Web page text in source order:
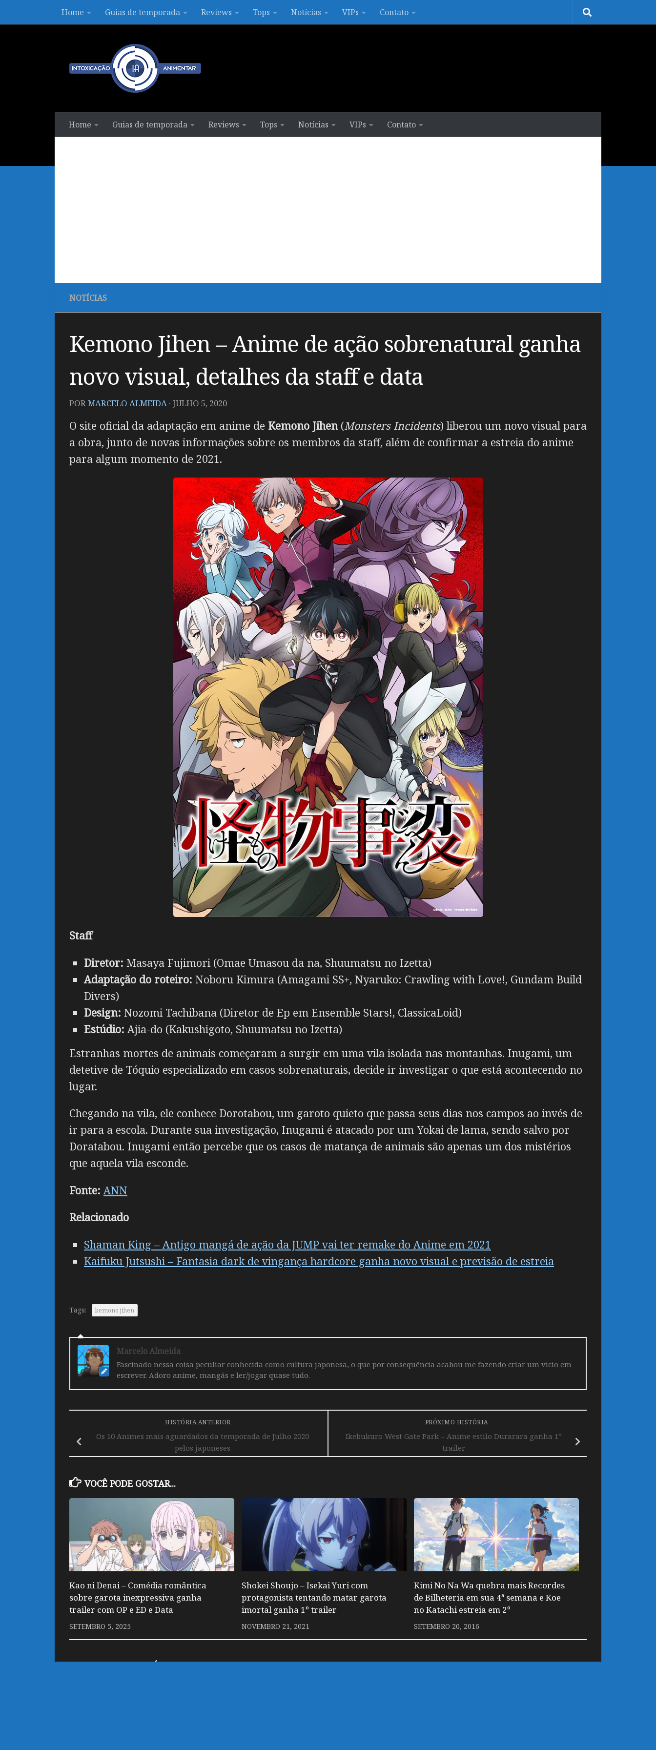
Skip to contentHome Guias de temporada Reviews Tops Notícias VIPs Contato
Home Guias de temporada Reviews Tops Notícias VIPs Contato
NOTÍCIAS
Kemono Jihen – Anime de ação sobrenatural ganha
novo visual, detalhes da staff e data
PORMARCELO ALMEIDA · JULHO 5, 2020
O site oficial da adaptação em anime de Kemono Jihen(Monsters Incidents) liberou um novo visual para
a obra, junto de novas informações sobre os membros da staff, além de confirmar a estreia do anime
para algum momento de 2021.
Staff
Diretor: Masaya Fujimori (Omae Umasou da na, Shuumatsu no Izetta)
Adaptação do roteiro: Noboru Kimura (Amagami SS+, Nyaruko: Crawling with Love!, Gundam Build
Divers)
Design: Nozomi Tachibana (Diretor de Ep em Ensemble Stars!, ClassicaLoid)
Estúdio: Ajia-do (Kakushigoto, Shuumatsu no Izetta)
Estranhas mortes de animais começaram a surgir em uma vila isolada nas montanhas. Inugami, um
detetive de Tóquio especializado em casos sobrenaturais, decide ir investigar o que está acontecendo no
lugar.
Chegando na vila, ele conhece Dorotabou, um garoto quieto que passa seus dias nos campos ao invés de
ir para a escola. Durante sua investigação, Inugami é atacado por um Yokai de lama, sendo salvo por
Doratabou. Inugami então percebe que os casos de matança de animais são apenas um dos mistérios
que aquela vila esconde.
Fonte: ANN
Relacionado
Shaman King – Antigo mangá de ação da JUMP vai ter remake do Anime em 2021
Kaifuku Jutsushi – Fantasia dark de vingança hardcore ganha novo visual e previsão de estreia
Tags: kemono jihen
Marcelo Almeida
Fascinado nessa coisa peculiar conhecida como cultura japonesa, o que por consequência acabou me fazendo criar um vicio em
escrever. Adoro anime, mangás e ler/jogar quase tudo.
PRÓXIMO HISTÓRIA
Ikebukuro West Gate Park – Anime estilo Durarara ganha 1º
trailer
HISTÓRIA ANTERIOR
Os 10 Animes mais aguardados da temporada de Julho 2020
pelos japoneses
VOCÊ PODE GOSTAR...
Kao ni Denai – Comédia romântica
sobre garota inexpressiva ganha
trailer com OP e ED e Data
SETEMBRO 5, 2025
Shokei Shoujo – Isekai Yuri com
protagonista tentando matar garota
imortal ganha 1º trailer
NOVEMBRO 21, 2021
Kimi No Na Wa quebra mais Recordes
de Bilheteria em sua 4ª semana e Koe
no Katachi estreia em 2º
SETEMBRO 20, 2016
DEIXE UM COMENTÁRIO